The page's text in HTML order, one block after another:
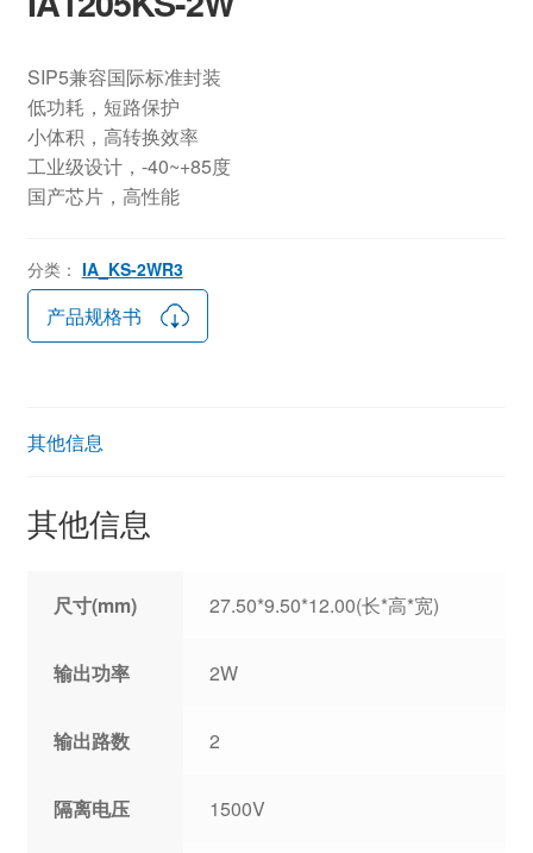
SIP5兼容国际标准封装
低功耗，短路保护
小体积，高转换效率
工业级设计，-40~+85度
国产芯片，高性能
分类： IA_KS-2WR3
产品规格书
其他信息
其他信息
尺寸(mm) 27.50*9.50*12.00(长*高*宽)
输出功率 2W
输出路数 2
隔离电压 1500V